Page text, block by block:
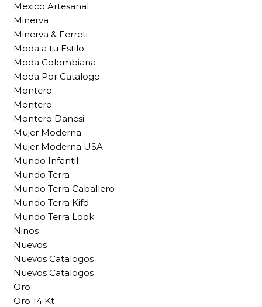
Mexico Artesanal
Minerva
Minerva & Ferreti
Moda a tu Estilo
Moda Colombiana
Moda Por Catalogo
Montero
Montero
Montero Danesi
Mujer Moderna
Mujer Moderna USA
Mundo Infantil
Mundo Terra
Mundo Terra Caballero
Mundo Terra Kifd
Mundo Terra Look
Ninos
Nuevos
Nuevos Catalogos
Nuevos Catalogos
Oro
Oro 14 Kt